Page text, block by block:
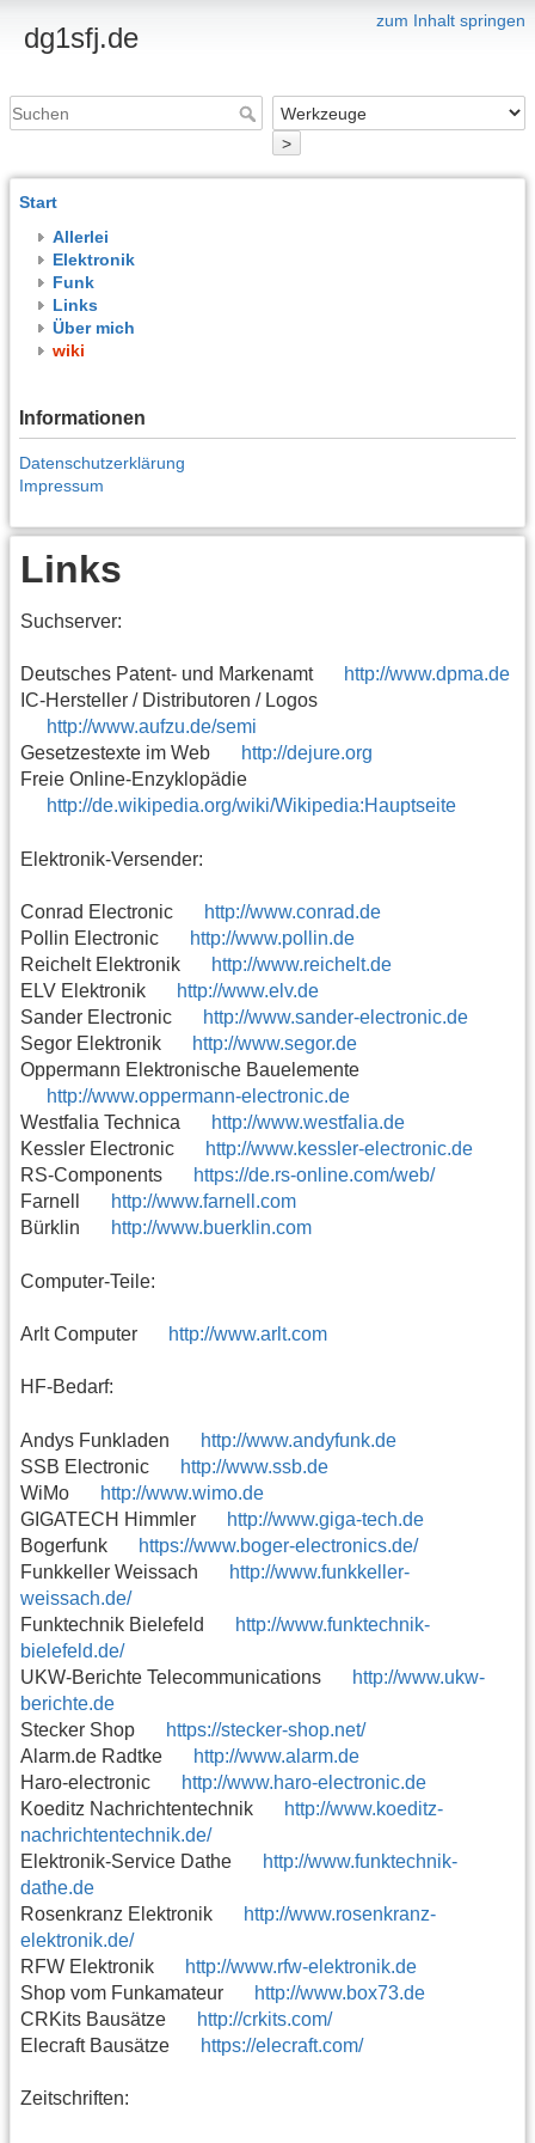
zum Inhalt springen
dg1sfj.de
>
Start
Allerlei
Elektronik
Funk
Links
Über mich
wiki
Informationen
Datenschutzerklärung
Impressum
Links
Suchserver:
Deutsches Patent- und Markenamt
http://www.dpma.de
IC-Hersteller / Distributoren / Logos
http://www.aufzu.de/semi
Gesetzestexte im Web
http://dejure.org
Freie Online-Enzyklopädie
http://de.wikipedia.org/wiki/Wikipedia:Hauptseite
Elektronik-Versender:
Conrad Electronic
http://www.conrad.de
Pollin Electronic
http://www.pollin.de
Reichelt Elektronik
http://www.reichelt.de
ELV Elektronik
http://www.elv.de
Sander Electronic
http://www.sander-electronic.de
Segor Elektronik
http://www.segor.de
Oppermann Elektronische Bauelemente
http://www.oppermann-electronic.de
Westfalia Technica
http://www.westfalia.de
Kessler Electronic
http://www.kessler-electronic.de
RS-Components
https://de.rs-online.com/web/
Farnell
http://www.farnell.com
Bürklin
http://www.buerklin.com
Computer-Teile:
Arlt Computer http://www.arlt.com
HF-Bedarf:
Andys Funkladen
http://www.andyfunk.de
SSB Electronic
http://www.ssb.de
WiMo
http://www.wimo.de
GIGATECH Himmler
http://www.giga-tech.de
Bogerfunk
https://www.boger-electronics.de/
Funkkeller Weissach
http://www.funkkeller-
weissach.de/
Funktechnik Bielefeld
http://www.funktechnik-
bielefeld.de/
UKW-Berichte Telecommunications
http://www.ukw-
berichte.de
Stecker Shop
https://stecker-shop.net/
Alarm.de Radtke
http://www.alarm.de
Haro-electronic
http://www.haro-electronic.de
Koeditz Nachrichtentechnik
http://www.koeditz-
nachrichtentechnik.de/
Elektronik-Service Dathe
http://www.funktechnik-
dathe.de
Rosenkranz Elektronik
http://www.rosenkranz-
elektronik.de/
RFW Elektronik
http://www.rfw-elektronik.de
Shop vom Funkamateur
http://www.box73.de
CRKits Bausätze
http://crkits.com/
Elecraft Bausätze
https://elecraft.com/
Zeitschriften: